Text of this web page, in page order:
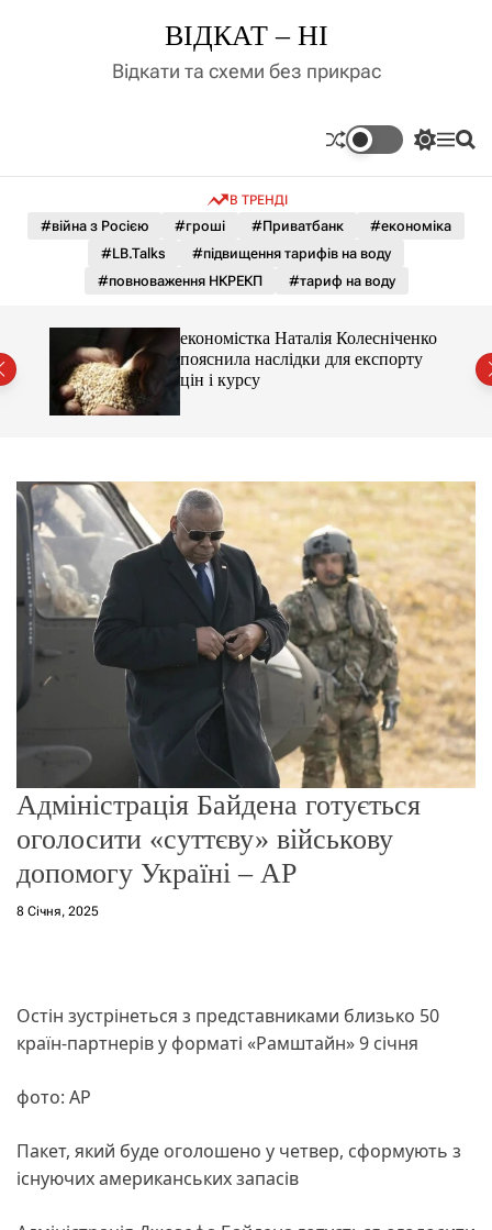
д
у
ВІДКАТ – НІ
Відкати та схеми без прикрас
П
м
к
а
о
л
ь
г
о
е
и
м
у
М П
В ТРЕНДІ
#війна з Росією #гроші #Приватбанк
#економіка
#LB.Talks
#підвищення тарифів на воду
#повноваження НКРЕКП
#тариф на воду
економістка Наталія Колесніченко
пояснила наслідки для експорту
цін і курсу
Адміністрація Байдена готується
оголосити «суттєву» військову
допомогу Україні – AP
8 Січня, 2025
Остін зустрінеться з представниками близько 50
країн-партнерів у форматі «Рамштайн» 9 січня
фото: АР
Пакет, який буде оголошено у четвер, сформують з
існуючих американських запасів